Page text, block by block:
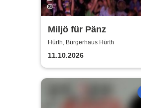
Miljö für Pänz
Hürth, Bürgerhaus Hürth
11.10.2026